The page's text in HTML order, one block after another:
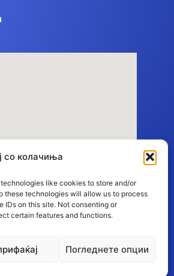
со колачиња
like cookies to store and/or
these technologies will allow us to process
IDs on this site. Not consenting or
certain features and functions.
Погледнете опции